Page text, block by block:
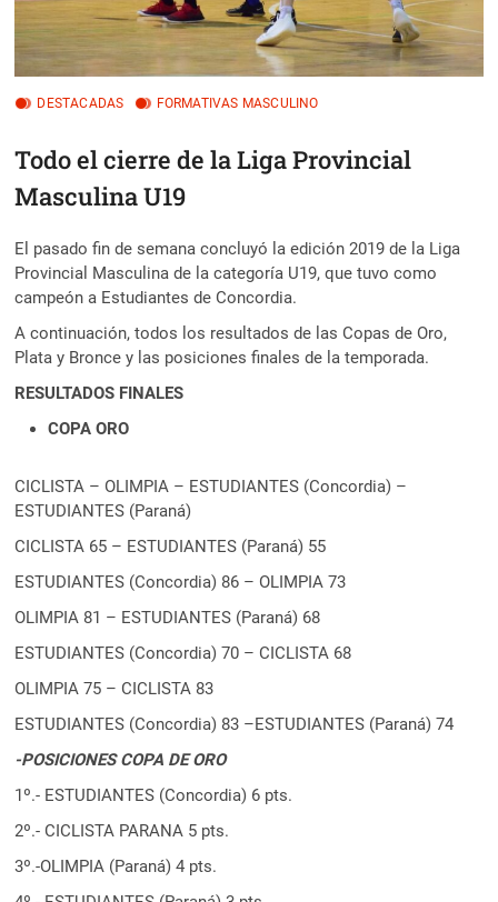
DESTACADAS FORMATIVAS MASCULINO
Todo el cierre de la Liga Provincial
Masculina U19
El pasado fin de semana concluyó la edición 2019 de la Liga
Provincial Masculina de la categoría U19, que tuvo como
campeón a Estudiantes de Concordia.
A continuación, todos los resultados de las Copas de Oro,
Plata y Bronce y las posiciones finales de la temporada.
RESULTADOS FINALES
COPA ORO
CICLISTA – OLIMPIA – ESTUDIANTES (Concordia) –
ESTUDIANTES (Paraná)
CICLISTA 65 – ESTUDIANTES (Paraná) 55
ESTUDIANTES (Concordia) 86 – OLIMPIA 73
OLIMPIA 81 – ESTUDIANTES (Paraná) 68
ESTUDIANTES (Concordia) 70 – CICLISTA 68
OLIMPIA 75 – CICLISTA 83
ESTUDIANTES (Concordia) 83 –ESTUDIANTES (Paraná) 74
-POSICIONES COPA DE ORO
1º.- ESTUDIANTES (Concordia) 6 pts.
2º.- CICLISTA PARANA 5 pts.
3º.-OLIMPIA (Paraná) 4 pts.